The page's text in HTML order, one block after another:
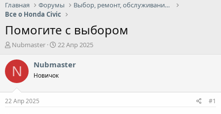
Главная
Форумы
Выбор, ремонт, обслуживание и эксплуатация
Все о Honda Civic
Помогите с выбором
А
т
о
р
е
м
Nubmaster
Д
т
н
22 Апр 2025
N Nubmaster
Новичок
22 Апр 2025 #1